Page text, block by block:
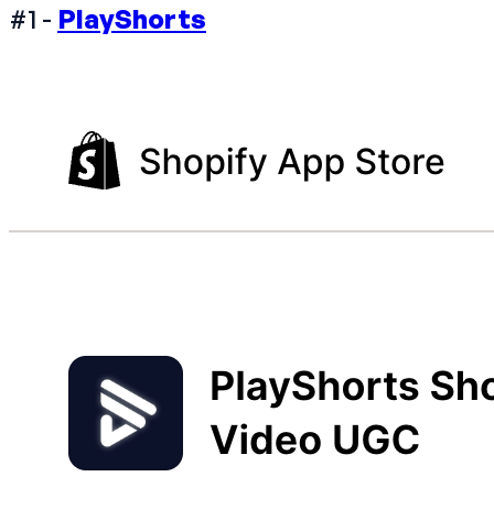
#1 - PlayShorts